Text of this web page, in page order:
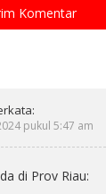
pukul 5:47 am
di Prov Riau: